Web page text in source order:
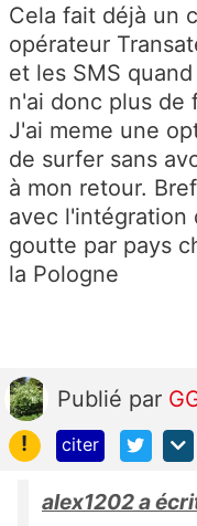
Cela fait déjà un
opérateur
et les SMS
n'ai donc plus de
J'ai meme une
de surfer sans
à mon retour.
avec l'intégration
goutte par pays
la Pologne
Publié par
!
citer
alex1202 a